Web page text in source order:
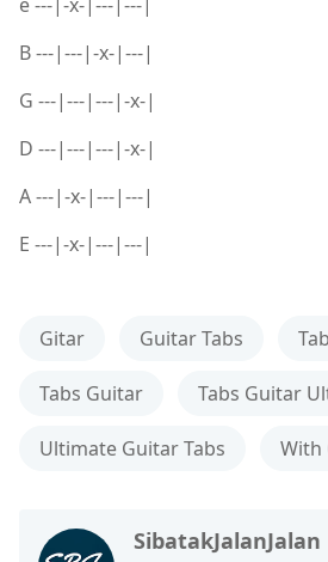
B ---|---|-x-|---|
G ---|---|---|-x-|
D ---|---|---|-x-|
A ---|-x-|---|---|
E ---|-x-|---|---|
Gitar Guitar Tabs
Tabs Guitar Tabs Guitar
Ultimate Guitar Tabs With
SibatakJalanJalan